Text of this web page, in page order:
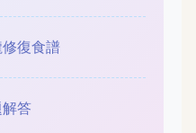
復食譜
答